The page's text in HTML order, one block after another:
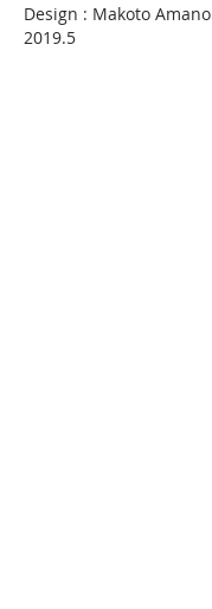
Design : Makoto Amano
2019.5